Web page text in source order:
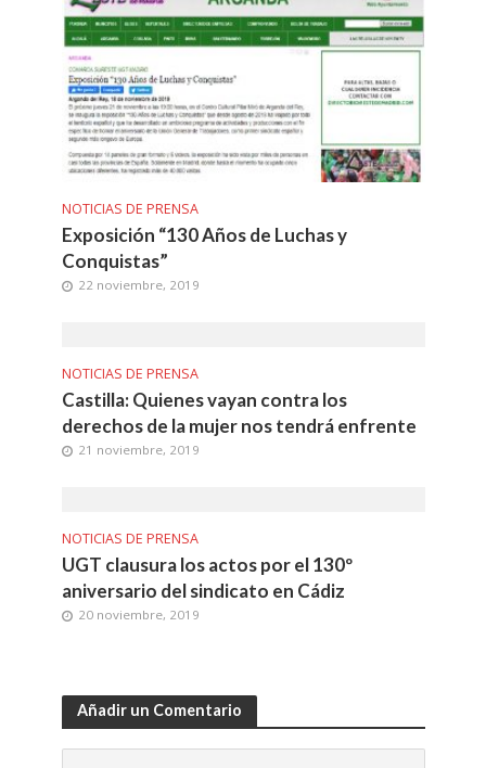
NOTICIAS DE PRENSA
Exposición “130 Años de Luchas y
Conquistas”
22 noviembre, 2019
NOTICIAS DE PRENSA
Castilla: Quienes vayan contra los
derechos de la mujer nos tendrá enfrente
21 noviembre, 2019
NOTICIAS DE PRENSA
UGT clausura los actos por el 130º
aniversario del sindicato en Cádiz
20 noviembre, 2019
Añadir un Comentario